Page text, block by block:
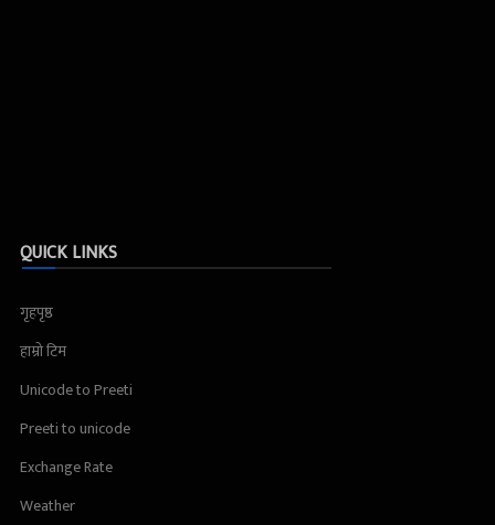
QUICK LINKS
गृहपृष्ठ
हाम्रो टिम
Unicode to Preeti
Preeti to unicode
Exchange Rate
Weather